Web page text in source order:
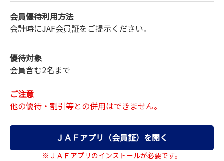
会員優待利用方法
会計時にJAF会員証をご提示ください。
優待対象
会員含む2名まで
ご注意
他の優待・割引等との併用はできません。
ＪＡＦアプリ（会員証）を開く
※ＪＡＦアプリのインストールが必要です。